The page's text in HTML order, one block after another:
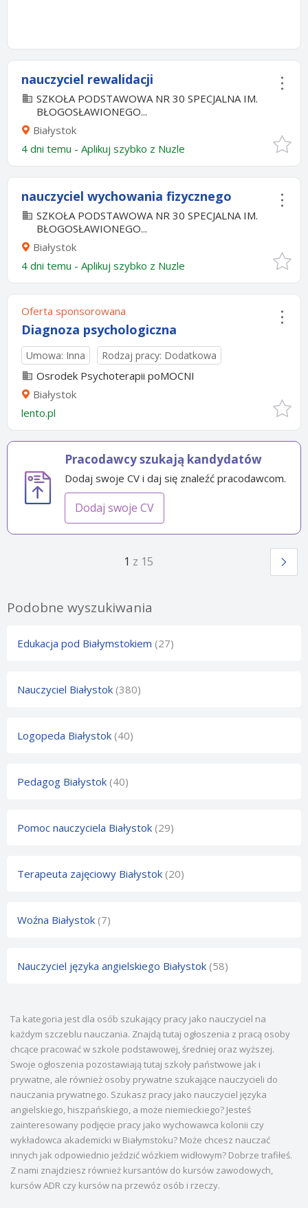
nauczyciel rewalidacji
SZKOŁA PODSTAWOWA NR 30 SPECJALNA IM.
BŁOGOSŁAWIONEGO...
Białystok
4 dni temu - Aplikuj szybko z Nuzle
nauczyciel wychowania fizycznego
SZKOŁA PODSTAWOWA NR 30 SPECJALNA IM.
BŁOGOSŁAWIONEGO...
Białystok
4 dni temu - Aplikuj szybko z Nuzle
Oferta sponsorowana
Diagnoza psychologiczna
Umowa: Inna Rodzaj pracy: Dodatkowa
Osrodek Psychoterapii poMOCNI
Białystok
lento.pl
Pracodawcy szukają kandydatów
Dodaj swoje CV i daj się znaleźć pracodawcom.
Dodaj swoje CV
1 z 15
Podobne wyszukiwania
Edukacja pod Białymstokiem (27)
Nauczyciel Białystok (380)
Logopeda Białystok (40)
Pedagog Białystok (40)
Pomoc nauczyciela Białystok (29)
Terapeuta zajęciowy Białystok (20)
Woźna Białystok (7)
Nauczyciel języka angielskiego Białystok (58)
Ta kategoria jest dla osób szukający pracy jako nauczyciel na
każdym szczeblu nauczania. Znajdą tutaj ogłoszenia z pracą osoby
chcące pracować w szkole podstawowej, średniej oraz wyższej.
Swoje ogłoszenia pozostawiają tutaj szkoły państwowe jak i
prywatne, ale również osoby prywatne szukające nauczycieli do
nauczania prywatnego. Szukasz pracy jako nauczyciel języka
angielskiego, hiszpańskiego, a może niemieckiego? Jesteś
zainteresowany podjęcie pracy jako wychowawca kolonii czy
wykładowca akademicki w Białymstoku? Może chcesz nauczać
innych jak odpowiednio jeździć wózkiem widłowym? Dobrze trafiłeś.
Z nami znajdziesz również kursantów do kursów zawodowych,
kursów ADR czy kursów na przewóz osób i rzeczy.